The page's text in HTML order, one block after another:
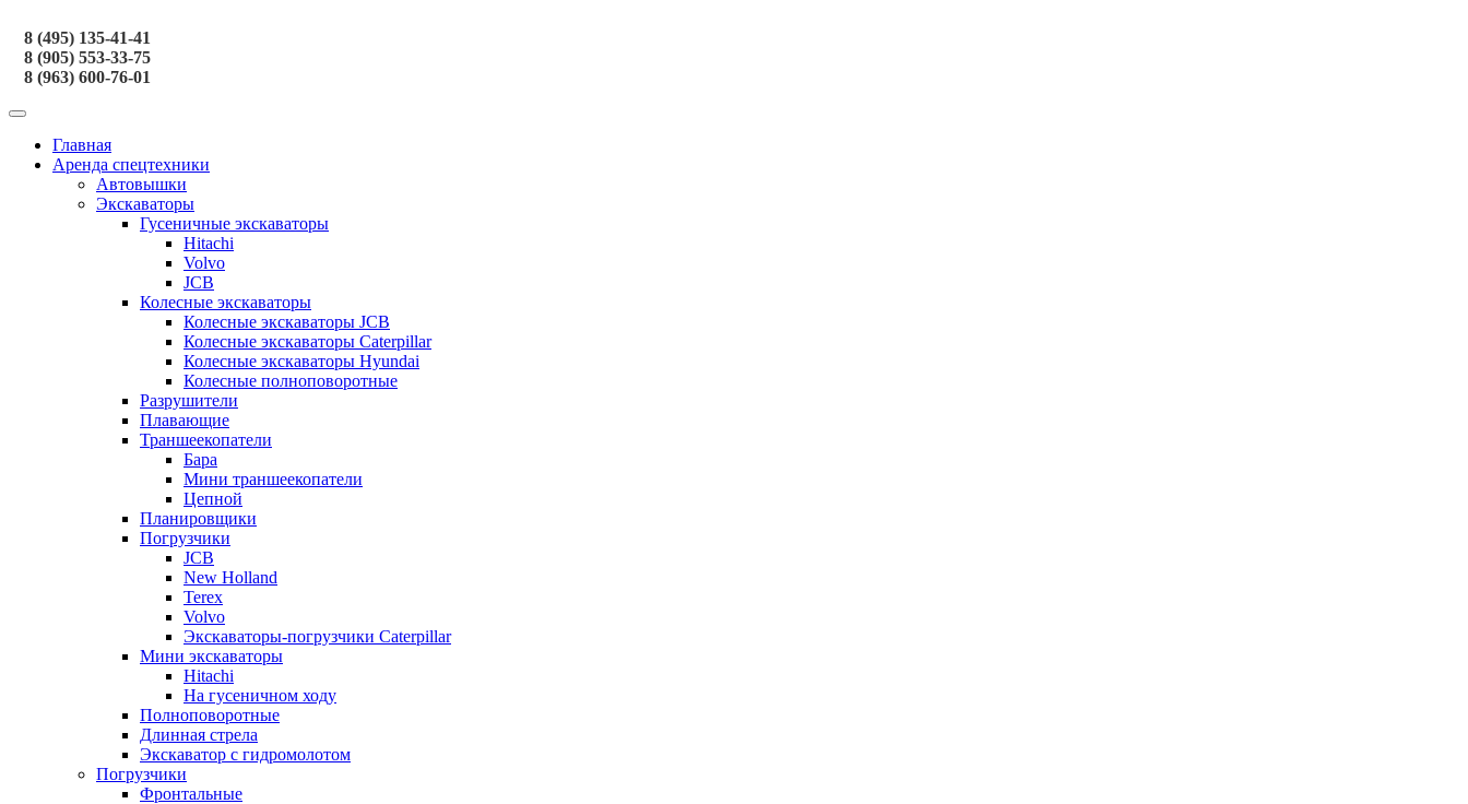
8 (495) 135-41-41
8 (905) 553-33-75
8 (963) 600-76-01
Главная
Аренда спецтехники
Автовышки
Экскаваторы
Гусеничные экскаваторы
Hitachi
Volvo
JCB
Колесные экскаваторы
Колесные экскаваторы JCB
Колесные экскаваторы Caterpillar
Колесные экскаваторы Hyundai
Колесные полноповоротные
Разрушители
Плавающие
Траншеекопатели
Бара
Мини траншеекопатели
Цепной
Планировщики
Погрузчики
JCB
New Holland
Terex
Volvo
Экскаваторы-погрузчики Caterpillar
Мини экскаваторы
Hitachi
На гусеничном ходу
Полноповоротные
Длинная стрела
Экскаватор с гидромолотом
Погрузчики
Фронтальные